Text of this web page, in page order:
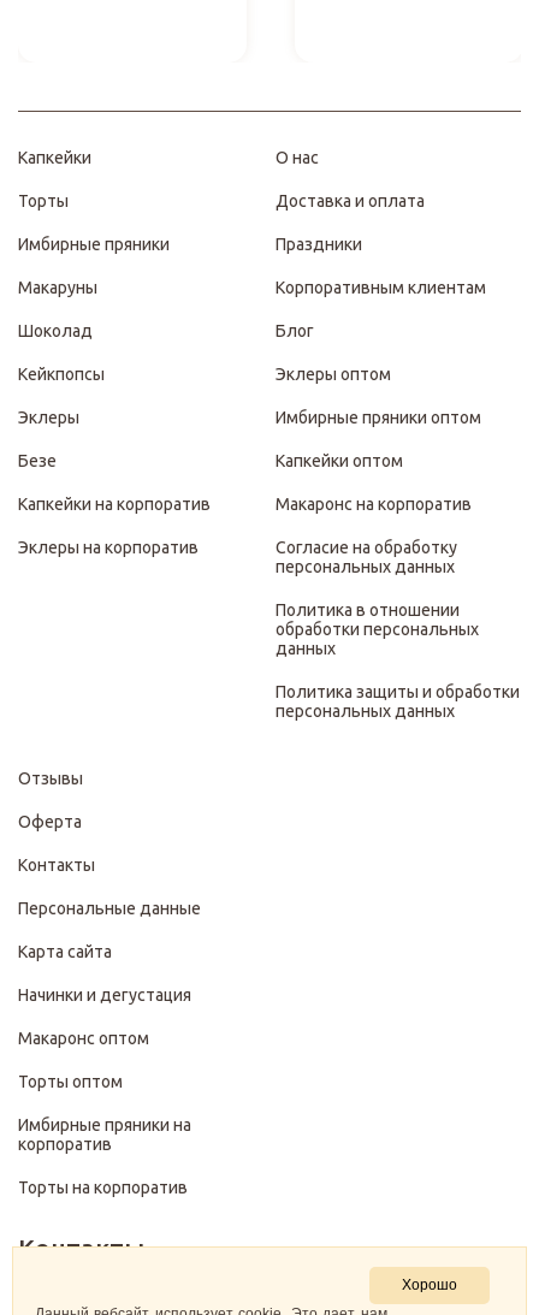
Капкейки
Торты
Имбирные пряники
Макаруны
Шоколад
Кейкпопсы
Эклеры
Безе
Капкейки на корпоратив
Эклеры на корпоратив
О нас
Доставка и оплата
Праздники
Корпоративным клиентам
Блог
Эклеры оптом
Имбирные пряники оптом
Капкейки оптом
Макаронс на корпоратив
Согласие на обработку
персональных данных
Политика в отношении
обработки персональных
данных
Политика защиты и обработки
персональных данных
Отзывы
Оферта
Контакты
Персональные данные
Карта сайта
Начинки и дегустация
Макаронс оптом
Торты оптом
Имбирные пряники на
корпоратив
Торты на корпоратив
Контакты
+7 (499) 322-28-29
Хорошо